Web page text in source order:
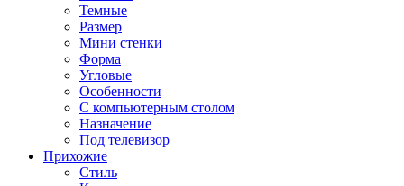
Темные
Размер
Мини стенки
Форма
Угловые
Особенности
С компьютерным столом
Назначение
Под телевизор
Прихожие
Стиль